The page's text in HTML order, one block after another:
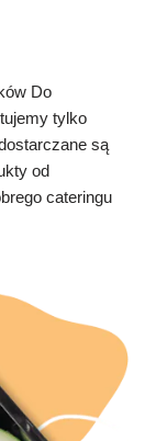
Do
tylko
są
od
cateringu